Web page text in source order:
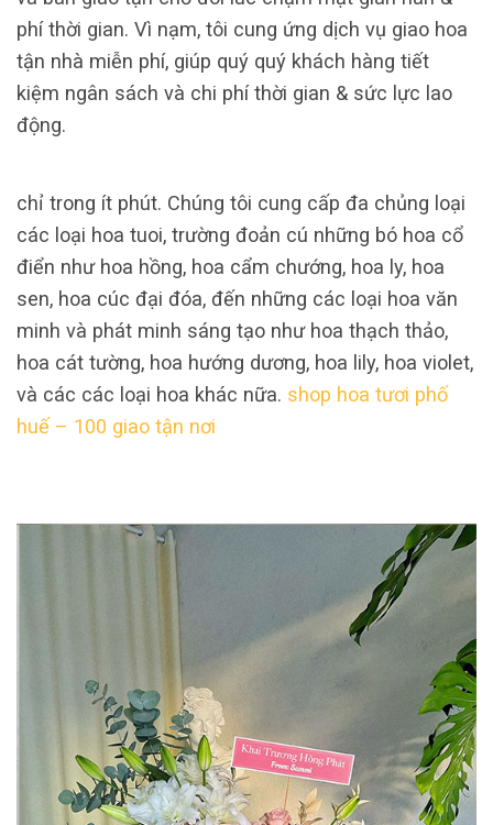
phí thời gian. Vì nạm, tôi cung ứng dịch vụ giao hoa
tận nhà miễn phí, giúp quý quý khách hàng tiết
kiệm ngân sách và chi phí thời gian & sức lực lao
động.
chỉ trong ít phút. Chúng tôi cung cấp đa chủng loại
các loại hoa tuoi, trường đoản cú những bó hoa cổ
điển như hoa hồng, hoa cẩm chướng, hoa ly, hoa
sen, hoa cúc đại đóa, đến những các loại hoa văn
minh và phát minh sáng tạo như hoa thạch thảo,
hoa cát tường, hoa hướng dương, hoa lily, hoa violet,
và các các loại hoa khác nữa. shop hoa tươi phố
huế – 100 giao tận nơi